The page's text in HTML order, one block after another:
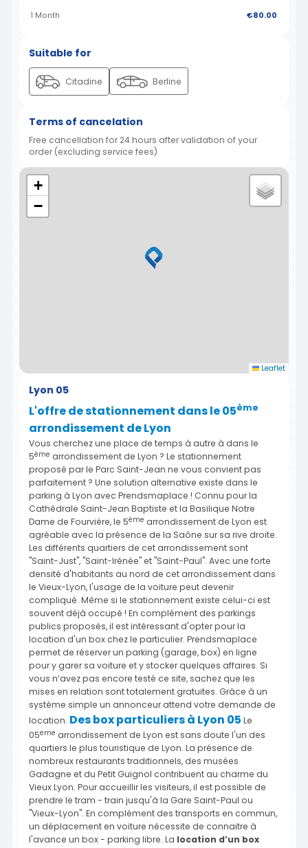
1 Month €80.00
Suitable for
Citadine Berline
Terms of cancelation
Free cancellation for 24 hours after validation of your
order (excluding service fees)
+
−
Leaflet
Lyon 05
L'offre de stationnement dans le 05ème
arrondissement de Lyon
Vous cherchez une place de temps à autre à dans le
5ème arrondissement de Lyon ? Le stationnement
proposé par le Parc Saint-Jean ne vous convient pas
parfaitement ? Une solution alternative existe dans le
parking à Lyon avec Prendsmaplace ! Connu pour la
Cathédrale Saint-Jean Baptiste et la Basilique Notre
Dame de Fourvière, le 5ème arrondissement de Lyon est
agréable avec la présence de la Saône sur sa rive droite.
Les différents quartiers de cet arrondissement sont
"Saint-Just", "Saint-Irénée" et "Saint-Paul". Avec une forte
densité d'habitants au nord de cet arrondissement dans
le Vieux-Lyon, l'usage de la voiture peut devenir
compliqué. Même si le stationnement existe celui-ci est
souvent déjà occupé ! En complément des parkings
publics proposés, il est intéressant d'opter pour la
location d'un box chez le particulier. Prendsmaplace
permet de réserver un parking (garage, box) en ligne
pour y garer sa voiture et y stocker quelques affaires. Si
vous n’avez pas encore testé ce site, sachez que les
mises en relation sont totalement gratuites. Grâce à un
système simple un annonceur attend votre demande de
location. Des box particuliers à Lyon 05 Le
05eme arrondissement de Lyon est sans doute l'un des
quartiers le plus touristique de Lyon. La présence de
nombreux restaurants traditionnels, des musées
Gadagne et du Petit Guignol contribuent au charme du
Vieux Lyon. Pour accueillir les visiteurs, il est possible de
prendre le tram - train jusqu'à la Gare Saint-Paul ou
"Vieux-Lyon". En complément des transports en commun,
un déplacement en voiture nécessite de connaitre à
l'avance un box - parking libre. La location d’un box